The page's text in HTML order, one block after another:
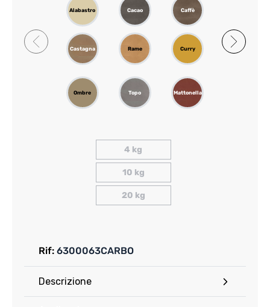
Rif: 6300063CARBO
Descrizione
4 kg
10 kg
20 kg
Alabastro Cacao Caffè
Castagna Rame Curry Ferro
Ombre Topo Mattonella